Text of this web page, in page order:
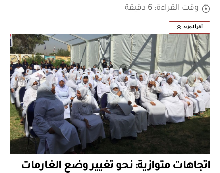
وقت القراءة: 6 دقيقة
أقرأ المزيد
اتجاهات متوازية: نحو تغيير وضع الغارمات